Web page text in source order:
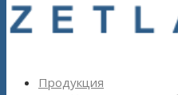
Продукция